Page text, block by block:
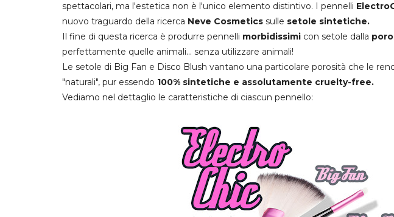
spettacolari, ma l'estetica non è l'unico elemento distintivo. I pennelli
nuovo traguardo della ricerca Neve Cosmetics sulle setole sintetiche.
Il fine di questa ricerca è produrre pennelli morbidissimi con setole dalla
perfettamente quelle animali... senza utilizzare animali!
Le setole di Big Fan e Disco Blush vantano una particolare porosità che le
"naturali", pur essendo 100% sintetiche e assolutamente cruelty-free.
Vediamo nel dettaglio le caratteristiche di ciascun pennello: